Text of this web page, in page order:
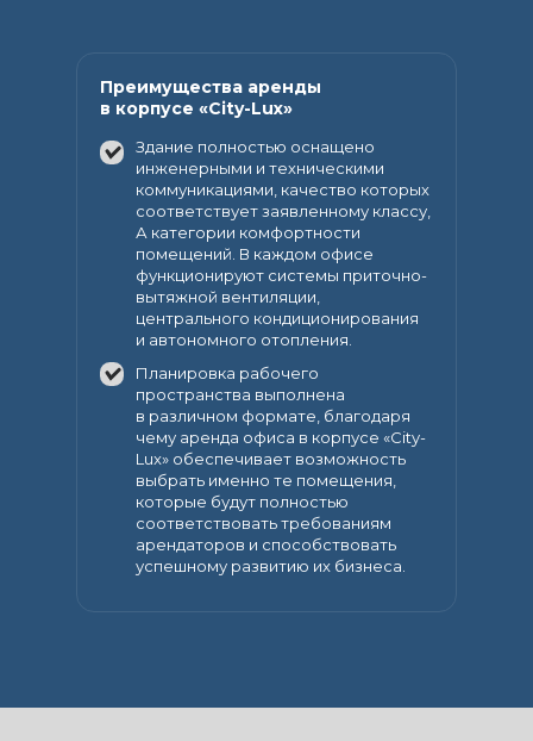
Планировка рабочего
пространства выполнена
в различном формате, благодаря
чему аренда офиса в корпусе «City-
Lux» обеспечивает возможность
выбрать именно те помещения,
которые будут полностью
соответствовать требованиям
арендаторов и способствовать
успешному развитию их бизнеса.
Здание полностью оснащено
инженерными и техническими
коммуникациями, качество которых
соответствует заявленному классу,
А категории комфортности
помещений. В каждом офисе
функционируют системы приточно-
вытяжной вентиляции,
центрального кондиционирования
и автономного отопления.
Преимущества аренды
в корпусе «City-Lux»